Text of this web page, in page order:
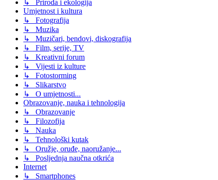
↳ Priroda i ekologija
Umjetnost i kultura
↳ Fotografija
↳ Muzika
↳ Muzičari, bendovi, diskografija
↳ Film, serije, TV
↳ Kreativni forum
↳ Vijesti iz kulture
↳ Fotostorming
↳ Slikarstvo
↳ O umjetnosti...
Obrazovanje, nauka i tehnologija
↳ Obrazovanje
↳ Filozofija
↳ Nauka
↳ Tehnološki kutak
↳ Oružje, oruđe, naoružanje...
↳ Posljednja naučna otkrića
Internet
↳ Smartphones